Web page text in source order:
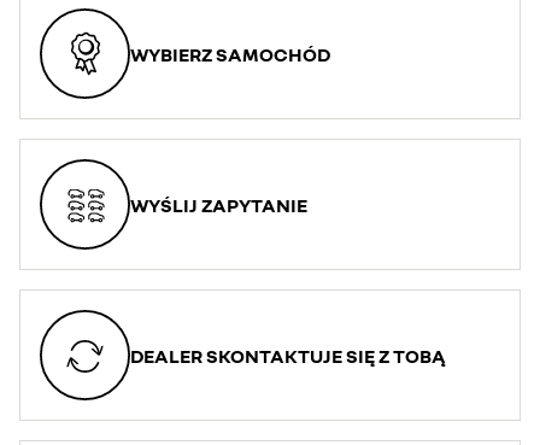
WYBIERZ SAMOCHÓD
WYŚLIJ ZAPYTANIE
DEALER SKONTAKTUJE SIĘ Z TOBĄ